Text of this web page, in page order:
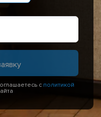
с политикой